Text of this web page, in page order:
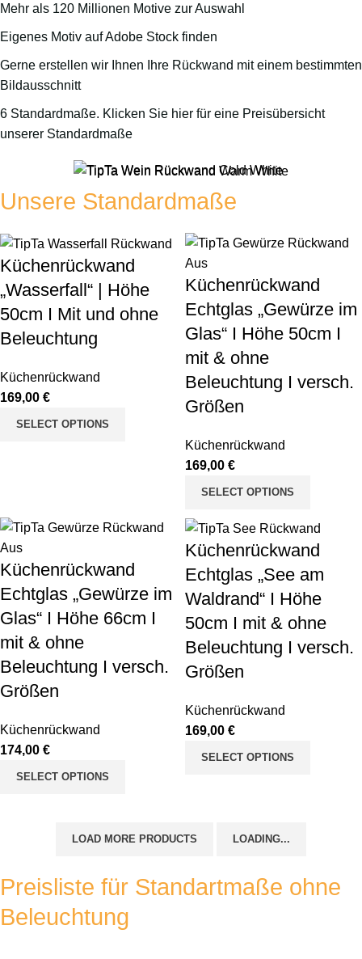
Mehr als 120 Millionen Motive zur Auswahl
Eigenes Motiv aufAdobe Stock finden
Gerne erstellen wir Ihnen Ihre Rückwand mit einem bestimmten
Bildausschnitt
6 Standardmaße. Klicken Sie hier für eine Preisübersicht
unserer Standardmaße
Licht:
Unsere Standardmaße
Küchenrückwand
„Wasserfall“ | Höhe
50cm I Mit und ohne
Beleuchtung
Küchenrückwand
€
SELECT OPTIONS
Küchenrückwand
Echtglas „Gewürze im
Glas“ I Höhe 50cm I
mit & ohne
Beleuchtung I versch.
Größen
Küchenrückwand
€
SELECT OPTIONS
Küchenrückwand
Echtglas „Gewürze im
Glas“ I Höhe 66cm I
mit & ohne
Beleuchtung I versch.
Größen
Küchenrückwand
€
SELECT OPTIONS
Küchenrückwand
Echtglas „See am
Waldrand“ I Höhe
50cm I mit & ohne
Beleuchtung I versch.
Größen
Küchenrückwand
€
SELECT OPTIONS
LOAD MORE PRODUCTS LOADING...
Preisliste für Standartmaße ohne
Beleuchtung